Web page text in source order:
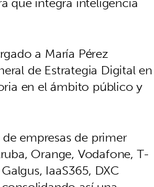
a María Pérez
de Estrategia Digital en
en el ámbito público y
empresas de primer
Orange, Vodafone, T-
IaaS365, DXC